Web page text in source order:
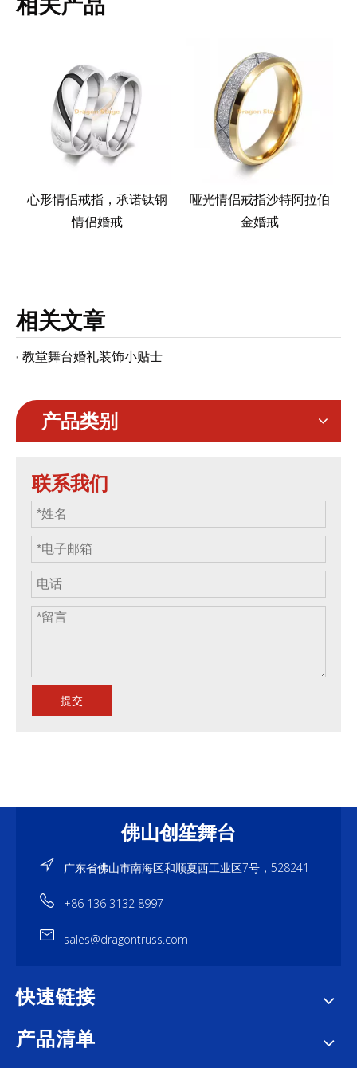
心形情侣戒指，承诺钛钢
情侣婚戒
哑光情侣戒指沙特阿拉伯
金婚戒
相关文章
教堂舞台婚礼装饰小贴士
产品类别
联系我们
提交
佛山创笙舞台
广东省佛山市南海区和顺夏西工业区7号，528241
+86 136 3132 8997
sales@dragontruss.com
快速链接
产品清单